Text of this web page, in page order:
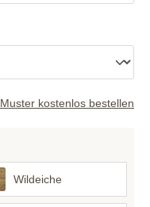
Muster kostenlos bestellen
Wildeiche